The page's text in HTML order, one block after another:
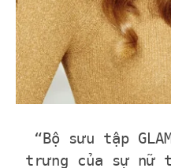
“Bộ sưu tập
trưng của sự nữ